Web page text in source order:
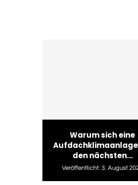
Warum sich eine
den nächsten...
Veröffentlicht: 3. August